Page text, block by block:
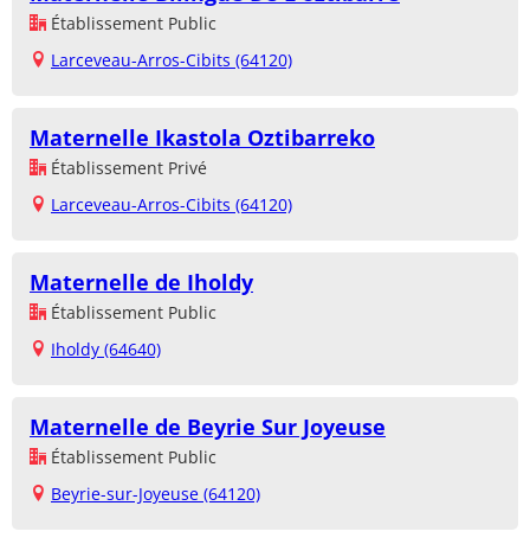
Établissement Public
Larceveau-Arros-Cibits (64120)
Maternelle Ikastola Oztibarreko
Établissement Privé
Larceveau-Arros-Cibits (64120)
Maternelle de Iholdy
Établissement Public
Iholdy (64640)
Maternelle de Beyrie Sur Joyeuse
Établissement Public
Beyrie-sur-Joyeuse (64120)